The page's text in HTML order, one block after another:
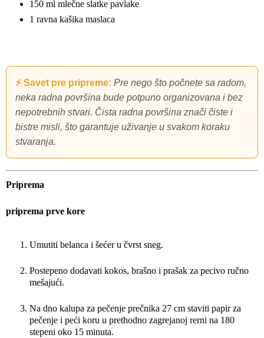
150 ml mlečne slatke pavlake
1 ravna kašika maslaca
⚡ Savet pre pripreme: Pre nego što počnete sa radom,
neka radna površina bude potpuno organizovana i bez
nepotrebnih stvari. Čista radna površina znači čiste i
bistre misli, što garantuje uživanje u svakom koraku
stvaranja.
Priprema
priprema prve kore
Umutiti belanca i šećer u čvrst sneg.
Postepeno dodavati kokos, brašno i prašak za pecivo ručno
mešajući.
Na dno kalupa za pečenje prečnika 27 cm staviti papir za
pečenje i peći koru u prethodno zagrejanoj rerni na 180
stepeni oko 15 minuta.